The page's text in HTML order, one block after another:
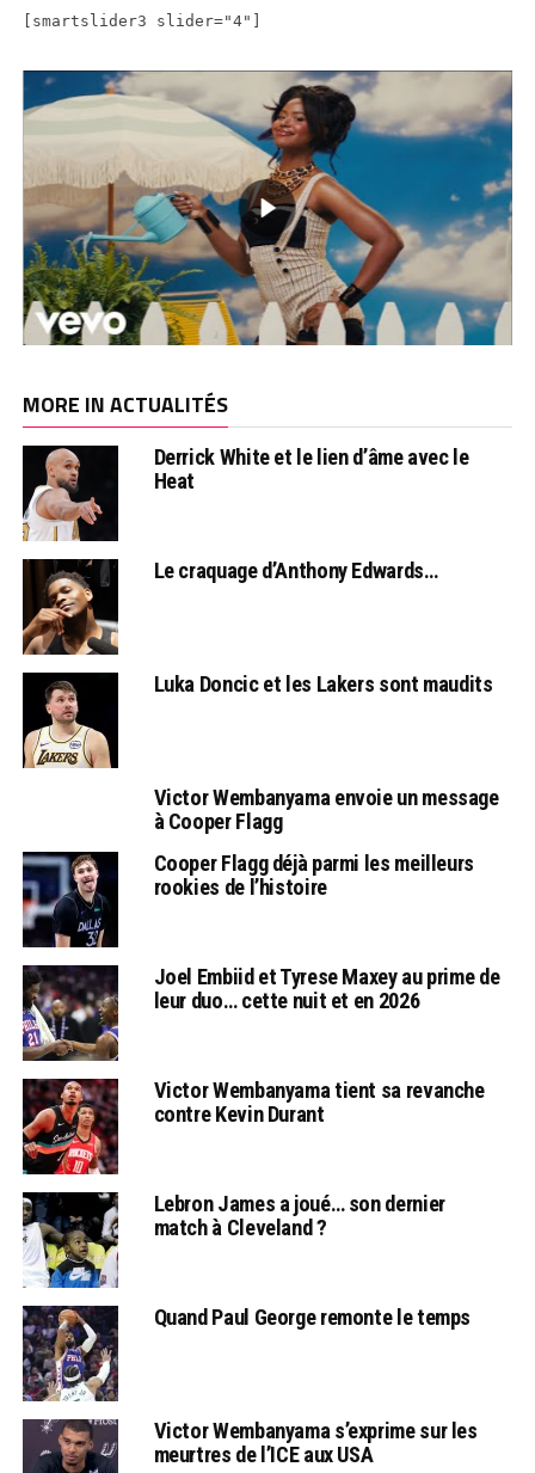
[smartslider3 slider="4"]
MORE IN ACTUALITÉS
Derrick White et le lien d’âme avec le
Heat
Le craquage d’Anthony Edwards…
Luka Doncic et les Lakers sont maudits
Victor Wembanyama envoie un message
à Cooper Flagg
Cooper Flagg déjà parmi les meilleurs
rookies de l’histoire
Joel Embiid et Tyrese Maxey au prime de
leur duo… cette nuit et en 2026
Victor Wembanyama tient sa revanche
contre Kevin Durant
Lebron James a joué… son dernier
match à Cleveland ?
Quand Paul George remonte le temps
Victor Wembanyama s’exprime sur les
meurtres de l’ICE aux USA